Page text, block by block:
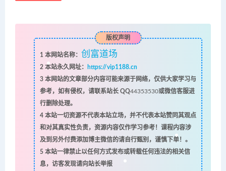
版权声明
1 本网站名称： 创富道场
2本站永久网址：
https://vip1188.cn
3本网站的文章部分内容可能来源于网络，仅供大家学习与
参考，如有侵权，请联系站长 QQ44353530或微信客服进
行删除处理。
4本站一切资源不代表本站立场，并不代表本站赞同其观点
和对其真实性负责，资源内容仅作学习参考！课程内容涉
及到另外付费添加博主微信的请自行甄别，谨慎下单！。
5本站一律禁止以任何方式发布或转载任何违法的相关信
息，访客发现请向站长举报